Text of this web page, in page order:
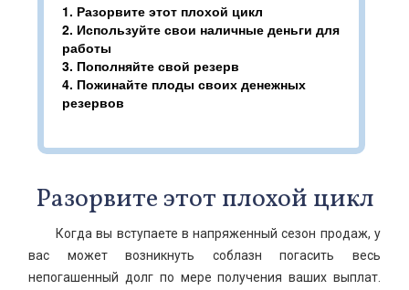
1. Разорвите этот плохой цикл
2. Используйте свои наличные деньги для
работы
3. Пополняйте свой резерв
4. Пожинайте плоды своих денежных
резервов
Разорвите этот плохой цикл
Когда вы вступаете в напряженный сезон продаж, у
вас может возникнуть соблазн погасить весь
непогашенный долг по мере получения ваших выплат.